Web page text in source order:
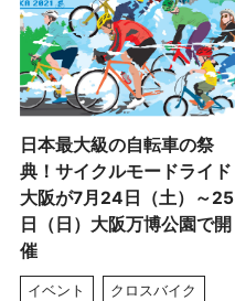
日本最大級の自転車の祭
典！サイクルモードライド
大阪が7月24日（土）～25
日（日）大阪万博公園で開
催
イベント クロスバイク